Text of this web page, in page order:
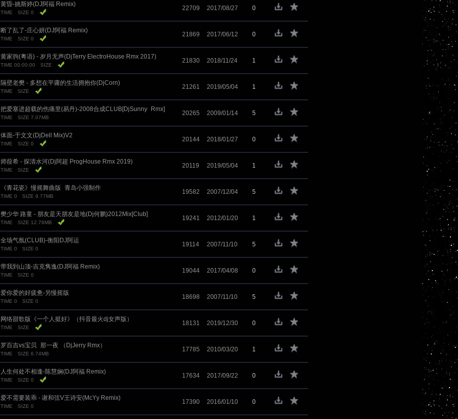
黄昏-姚斯婷(DJ阿福 Remix)
TIME SIZE 0
22709 2017/08/27 0
断了乱了-庄心妍(DJ阿福 Remix)
TIME SIZE 0
21869 2017/06/12 0
黄家驹(粤语) - 岁月无声(DjTerry ElectroHouse Rmx 2017)
TIME 00:00:00 SIZE
21830 2018/11/24 1
隔壁老樊 - 多想在平庸的生活拥抱你(DjCorn)
TIME SIZE
21261 2019/05/04 1
把爱塞进超载的伤痛里(易丹)-2008合成CLUB[DjSunny_Rmx]
TIME SIZE 7.07MB
20265 2009/01/14 5
体面-于文文(DjDell Mix)V2
TIME SIZE 0
20144 2018/01/27 0
师葭希 - 探清水河(Dj阿超 ProgHouse Rmx 2019)
TIME SIZE
20119 2019/05/04 1
《青花瓷》慢摇舞曲版_青岛小强制作
TIME 0 SIZE 9.77MB
19582 2007/12/04 5
樊少华 路童 - 朋友是天朋友是地(Dj何鹏)2012Mix[Club]
TIME SIZE 12.78MB
19241 2012/01/20 1
全场气氛(CLUB)-衡阳DJ阿运
TIME 0 SIZE 0
19114 2007/11/10 5
带我到山顶-吉克隽逸(DJ阿福 Remix)
TIME SIZE 0
19044 2017/04/08 0
爱你爱的好疲惫-另慢摇版
TIME 0 SIZE 0
18698 2007/11/10 5
网络甜歌版《一个人挺好》（抖音最火dj女声版）
TIME SIZE
18131 2019/12/30 0
罗百吉vs宝贝_那一夜 （DjJerry Rmx）
TIME SIZE 6.74MB
17785 2010/03/20 1
人生何处不相逢-陈慧娴(DJ阿福 Remix)
TIME SIZE 0
17634 2017/09/22 0
爱不需要装乖 - 谢和弦V王诗安(McYy Remix)
TIME SIZE 0
17390 2016/01/10 0